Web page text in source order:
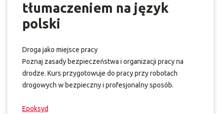
tłumaczeniem na język
polski
Droga jako miejsce pracy
Poznaj zasady bezpieczeństwa i organizacji pracy na
drodze. Kurs przygotowuje do pracy przy robotach
drogowych w bezpieczny i profesjonalny sposób.
Epoksyd